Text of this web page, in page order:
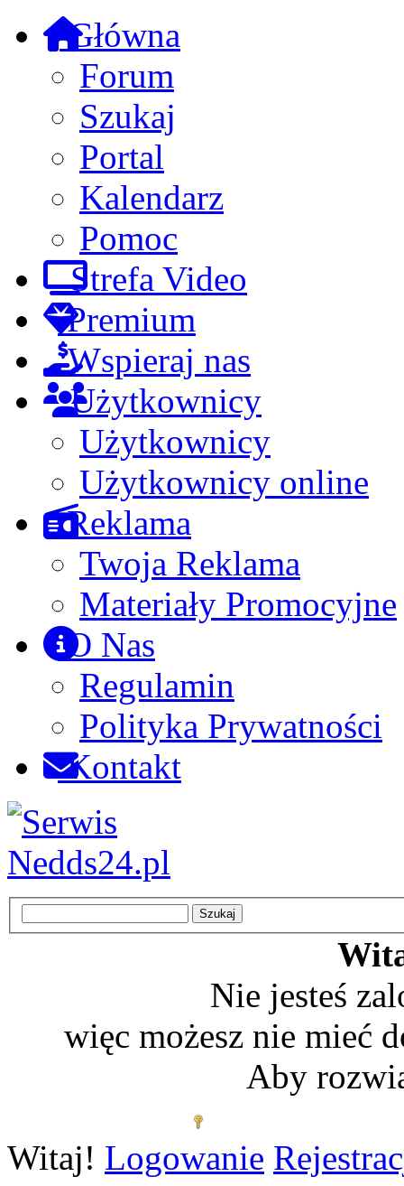
Główna
Forum
Szukaj
Portal
Kalendarz
Pomoc
Strefa Video
Premium
Wspieraj nas
Użytkownicy
Użytkownicy
Użytkownicy online
Reklama
Twoja Reklama
Materiały Promocyjne
O Nas
Regulamin
Polityka Prywatności
Kontakt
Nie jesteś
więc możesz nie mieć
Aby
Witaj! Logowanie